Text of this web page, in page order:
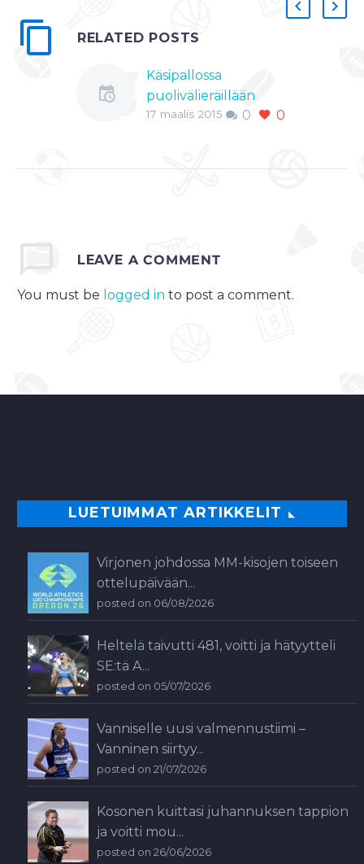
RELATED POSTS
Käsipallossa
puolivälieräillään
Dickenin osalta
kolme kertaa, joista…
0
0 0
17 maalis 2015
LEAVE A COMMENT
You must be logged in to post a comment.
LUETUIMMAT ARTIKKELIT
Virjonen johdossa MM-kisojen toiseen
ottelupäivään...
posted on 06/08/2026
Heltelä taivutti 481, voitti ja hätyytteli
SE:tä A...
posted on 05/07/2026
Vanniselle uusi valmennustiimi –
Vanninen siirtyy...
posted on 21/07/2026
Kosonen kuittasi juhannuksen tappion
ja voitti mou...
posted on 26/06/2026